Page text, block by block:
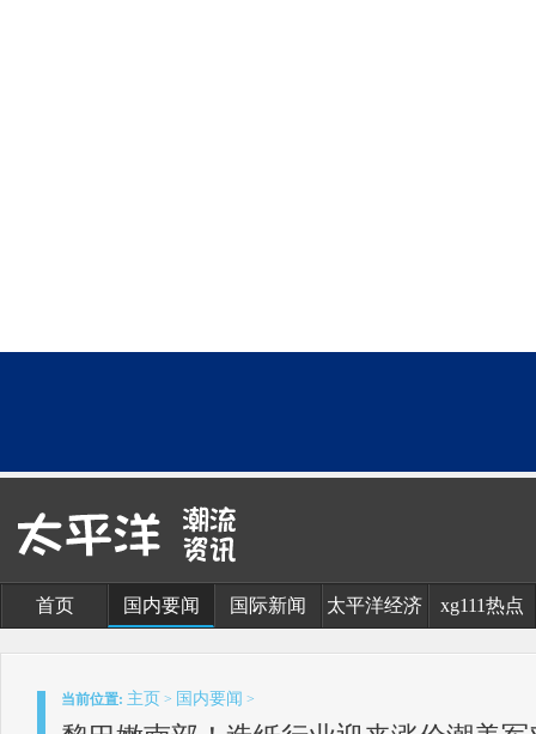
首页 国内要闻 国际新闻 太平洋经济 xg111热点
当前位置: 主页 > 国内要闻 >